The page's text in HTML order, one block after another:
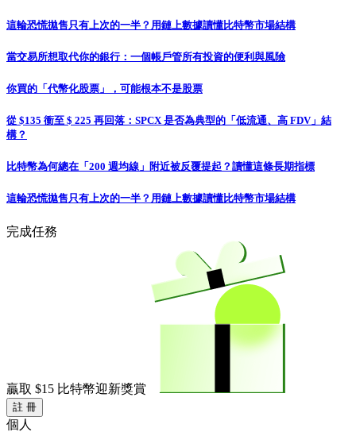
這輪恐慌拋售只有上次的一半？用鏈上數據讀懂比特幣市場結構
當交易所想取代你的銀行：一個帳戶管所有投資的便利與風險
你買的「代幣化股票」，可能根本不是股票
從 $135 衝至 $ 225 再回落：SPCX 是否為典型的「低流通、高 FDV」結
構？
比特幣為何總在「200 週均線」附近被反覆提起？讀懂這條長期指標
這輪恐慌拋售只有上次的一半？用鏈上數據讀懂比特幣市場結構
完成任務
贏取 $15 比特幣迎新獎賞
註 冊
個人